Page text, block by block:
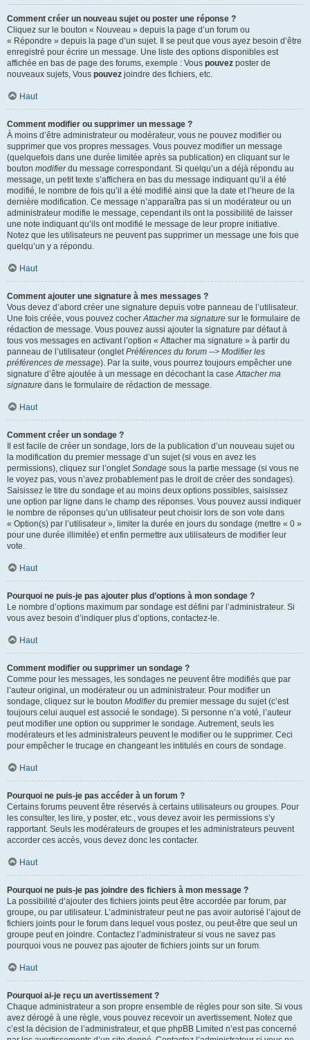
Comment créer un nouveau sujet ou poster une réponse ?
Cliquez sur le bouton « Nouveau » depuis la page d’un forum ou
« Répondre » depuis la page d’un sujet. Il se peut que vous ayez besoin d’être
enregistré pour écrire un message. Une liste des options disponibles est
affichée en bas de page des forums, exemple : Vous pouvez poster de
nouveaux sujets, Vous pouvez joindre des fichiers, etc.
Haut
Comment modifier ou supprimer un message ?
À moins d’être administrateur ou modérateur, vous ne pouvez modifier ou
supprimer que vos propres messages. Vous pouvez modifier un message
(quelquefois dans une durée limitée après sa publication) en cliquant sur le
bouton modifierdu message correspondant. Si quelqu’un a déjà répondu au
message, un petit texte s’affichera en bas du message indiquant qu’il a été
modifié, le nombre de fois qu’il a été modifié ainsi que la date et l’heure de la
dernière modification. Ce message n’apparaîtra pas si un modérateur ou un
administrateur modifie le message, cependant ils ont la possibilité de laisser
une note indiquant qu’ils ont modifié le message de leur propre initiative.
Notez que les utilisateurs ne peuvent pas supprimer un message une fois que
quelqu’un y a répondu.
Haut
Comment ajouter une signature à mes messages ?
Vous devez d’abord créer une signature depuis votre panneau de l’utilisateur.
Une fois créée, vous pouvez cocherAttacher ma signature sur le formulaire de
rédaction de message. Vous pouvez aussi ajouter la signature par défaut à
tous vos messages en activant l’option « Attacher ma signature » à partir du
panneau de l’utilisateur (ongletPréférences du forum --> Modifier les
préférences de message). Par la suite, vous pourrez toujours empêcher une
signature d’être ajoutée à un message en décochant la caseAttacher ma
signature dans le formulaire de rédaction de message.
Haut
Comment créer un sondage ?
Il est facile de créer un sondage, lors de la publication d’un nouveau sujet ou
la modification du premier message d’un sujet (si vous en avez les
permissions), cliquez sur l’ongletSondage sous la partie message (si vous ne
le voyez pas, vous n’avez probablement pas le droit de créer des sondages).
Saisissez le titre du sondage et au moins deux options possibles, saisissez
une option par ligne dans le champ des réponses. Vous pouvez aussi indiquer
le nombre de réponses qu’un utilisateur peut choisir lors de son vote dans
« Option(s) par l’utilisateur », limiter la durée en jours du sondage (mettre « 0 »
pour une durée illimitée) et enfin permettre aux utilisateurs de modifier leur
vote.
Haut
Pourquoi ne puis-je pas ajouter plus d’options à mon sondage ?
Le nombre d’options maximum par sondage est défini par l’administrateur. Si
vous avez besoin d’indiquer plus d’options, contactez-le.
Haut
Comment modifier ou supprimer un sondage ?
Comme pour les messages, les sondages ne peuvent être modifiés que par
l’auteur original, un modérateur ou un administrateur. Pour modifier un
sondage, cliquez sur le bouton Modifierdu premier message du sujet (c’est
toujours celui auquel est associé le sondage). Si personne n’a voté, l’auteur
peut modifier une option ou supprimer le sondage. Autrement, seuls les
modérateurs et les administrateurs peuvent le modifier ou le supprimer. Ceci
pour empêcher le trucage en changeant les intitulés en cours de sondage.
Haut
Pourquoi ne puis-je pas accéder à un forum ?
Certains forums peuvent être réservés à certains utilisateurs ou groupes. Pour
les consulter, les lire, y poster, etc., vous devez avoir les permissions s’y
rapportant. Seuls les modérateurs de groupes et les administrateurs peuvent
accorder ces accès, vous devez donc les contacter.
Haut
Pourquoi ne puis-je pas joindre des fichiers à mon message ?
La possibilité d’ajouter des fichiers joints peut être accordée par forum, par
groupe, ou par utilisateur. L’administrateur peut ne pas avoir autorisé l’ajout de
fichiers joints pour le forum dans lequel vous postez, ou peut-être que seul un
groupe peut en joindre. Contactez l’administrateur si vous ne savez pas
pourquoi vous ne pouvez pas ajouter de fichiers joints sur un forum.
Haut
Pourquoi ai-je reçu un avertissement ?
Chaque administrateur a son propre ensemble de règles pour son site. Si vous
avez dérogé à une règle, vous pouvez recevoir un avertissement. Notez que
c’est la décision de l’administrateur, et que phpBB Limited n’est pas concerné